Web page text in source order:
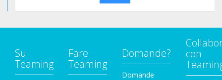
Su
Teaming
Fare
Teaming
Domande?
Domande
con